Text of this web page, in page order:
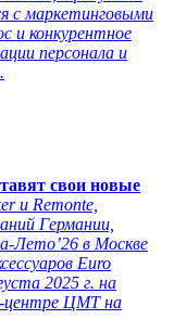
с маркетинговыми
и конкурентное
персонала и
свои новые
и Remonte,
Германии,
Лето’26 в Москве
Euro
2025 г. на
центре ЦМТ на